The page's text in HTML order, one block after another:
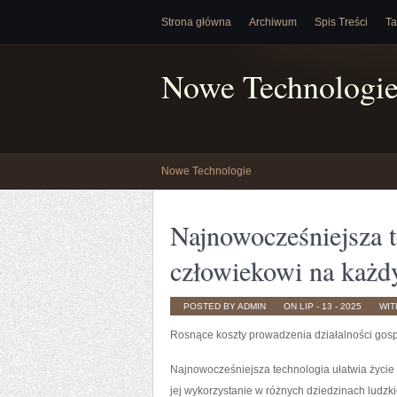
Strona główna Archiwum Spis Treści
Nowe
Nowe Technologie
Najnowocześniejsza
człowiekowi na
POSTED BY ADMIN ON LIP - 13 - 2025
Rosnące koszty prowadzenia działalności
Najnowocześniejsza technologia ułatwia
jej wykorzystanie w różnych dziedzinach